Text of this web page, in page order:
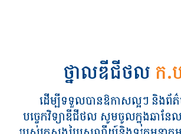
ថ្នាលឌីជីថល ក.
ដើម្បីទទួលបានឱកាសល្អៗ និងព័ត៌
បច្ចេកវិទ្យាឌីជីថល សូមចូលក្នុងឆាន